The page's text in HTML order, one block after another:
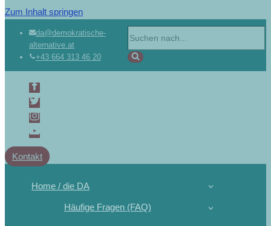
Zum Inhalt springen
da@demokratische-
alternative.at
+43 664 313 46 20
Kontakt
Home / die DA
Häufige Fragen (FAQ)